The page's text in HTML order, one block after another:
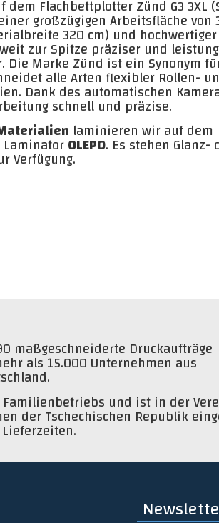
Flachbettplotter Zünd G3 3XL
großzügigen Arbeitsfläche von
320 cm) und
zur Spitze präziser und
Die Marke Zünd ist ein Synonym
alle Arten flexibler Rollen-
Dank des automatischen
schnell und präzise.
laminieren wir auf dem
OLEPO. Es stehen Glanz-
Verfügung.
maßgeschneiderte Druckaufträge
als 15.000 Unternehmen aus
und ist in der
der Tschechischen Republik